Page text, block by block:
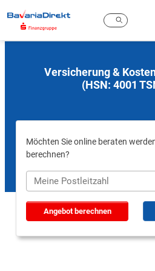
Hauptinhalt
Versicherung &
(HSN: 4001
Möchten Sie online beraten
berechnen?
Angebot berechnen